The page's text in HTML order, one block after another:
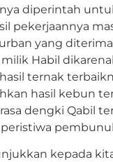
diperintah
pekerjaannya
yang
Habil
ternak
hasil kebun
dengki Qabil
kepada